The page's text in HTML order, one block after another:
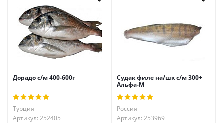
Дорадо с/м 400-600г
Турция
Артикул: 252405
Судак филе на/шк с/м 300+
Альфа-М
Россия
Артикул: 253969